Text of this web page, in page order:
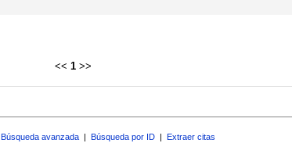
<< 1>>
Búsqueda avanzada | Búsqueda por ID | Extraer citas